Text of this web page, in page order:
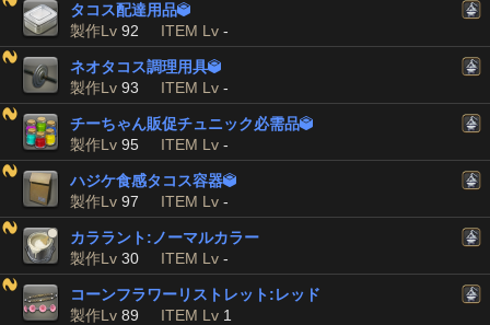
タコス配達用品
製作Lv 92 ITEM Lv -
ネオタコス調理用具
製作Lv 93 ITEM Lv -
チーちゃん販促チュニック必需品
製作Lv 95 ITEM Lv -
ハジケ食感タコス容器
製作Lv 97 ITEM Lv -
カララント:ノーマルカラー
製作Lv 30 ITEM Lv -
コーンフラワーリストレット:レッド
製作Lv 89 ITEM Lv 1